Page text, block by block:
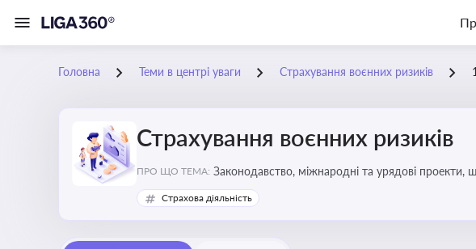
Головна Теми в центрі уваги Страхування воєнних ризиків
Страхування воєнних ризиків
ПРО ЩО ТЕМА: Законодавство, міжнародні та урядові проекти,
Страхова діяльність